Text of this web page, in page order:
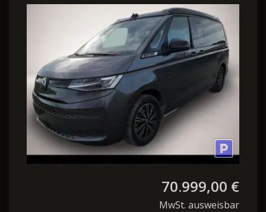
1.5 TSI Beach Tour
eHybrid 4MOTION
70.999,00 €
MwSt. ausweisbar